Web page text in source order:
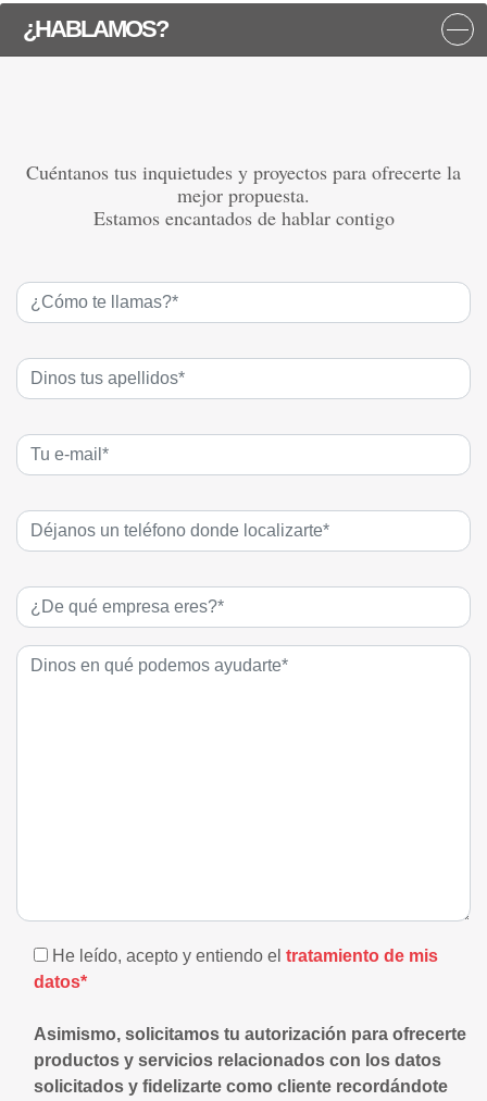
¿HABLAMOS?
Cuéntanos tus inquietudes y proyectos para ofrecerte la
mejor propuesta.
Estamos encantados de hablar contigo
He leído, acepto y entiendo el tratamiento de mis
datos*
Asimismo, solicitamos tu autorización para ofrecerte
productos y servicios relacionados con los datos
solicitados y fidelizarte como cliente recordándote